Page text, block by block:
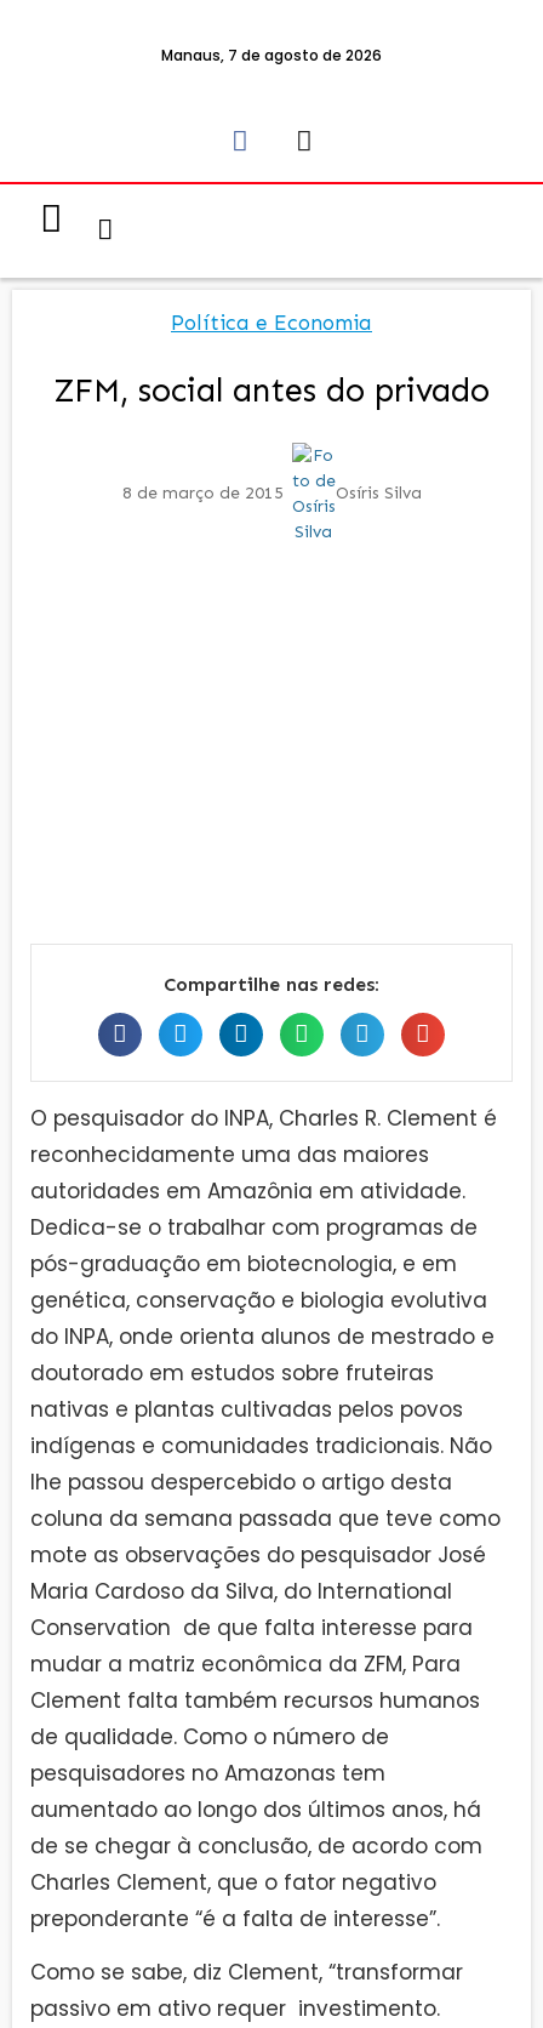
Manaus, 7 de agosto de 2026
Política e Economia
ZFM, social antes do privado
8 de março de 2015 Osíris Silva
Compartilhe nas redes:
O pesquisador do INPA, Charles R. Clement é
reconhecidamente uma das maiores
autoridades em Amazônia em atividade.
Dedica-se o trabalhar com programas de
pós-graduação em biotecnologia, e em
genética, conservação e biologia evolutiva
do INPA, onde orienta alunos de mestrado e
doutorado em estudos sobre fruteiras
nativas e plantas cultivadas pelos povos
indígenas e comunidades tradicionais. Não
lhe passou despercebido o artigo desta
coluna da semana passada que teve como
mote as observações do pesquisador José
Maria Cardoso da Silva, do International
Conservation de que falta interesse para
mudar a matriz econômica da ZFM, Para
Clement falta também recursos humanos
de qualidade. Como o número de
pesquisadores no Amazonas tem
aumentado ao longo dos últimos anos, há
de se chegar à conclusão, de acordo com
Charles Clement, que o fator negativo
preponderante “é a falta de interesse”.
Como se sabe, diz Clement, “transformar
passivo em ativo requer investimento.